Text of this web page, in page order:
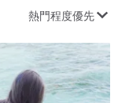
熱門程度優先